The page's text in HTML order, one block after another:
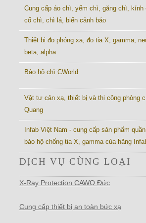
Cung cấp áo chì, yếm chì, găng chì, kính
cổ chì, chì lá, biển cảnh báo
Thiết bị đo phóng xạ, đo tia X, gamma,
beta, alpha
Bảo hộ chì CWorld
Vật tư cản xạ, thiết bị và thi công phòng
Quang
Infab Việt Nam - cung cấp sản phẩm
bảo hộ chống tia X, gamma của hãng
DỊCH VỤ CÙNG LOẠI
X-Ray Protection CAWO Đức
Cung cấp thiết bị an toàn bức xạ